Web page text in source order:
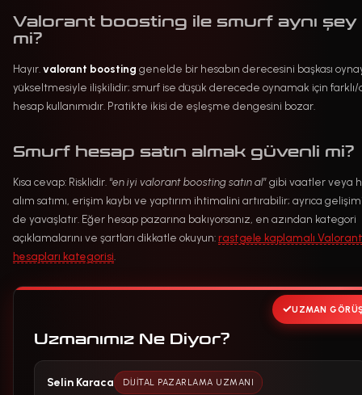
Valorant boosting ile smurf aynı şey
mi?
Hayır. valorant boosting genelde bir hesabın derecesini başkası
yükseltmesiyle ilişkilidir; smurf ise düşük derecede oynamak için
hesap kullanımıdır. Pratikte ikisi de eşleşme dengesini bozar.
Smurf hesap satın almak güvenli mi?
Kısa cevap: Risklidir. “en iyi valorant boosting satın al” gibi vaatler veya
alım satımı, erişim kaybı ve yaptırım ihtimalini artırabilir; ayrıca
de yavaşlatır. Eğer hesap pazarına bakıyorsanız, en azından kategori
açıklamalarını ve şartları dikkatle okuyun:rastgele kaplamalı Valorant
hesapları kategorisi
UZMAN
Uzmanımız Ne Diyor?
Selin Karaca DIJITAL PAZARLAMA UZMANI